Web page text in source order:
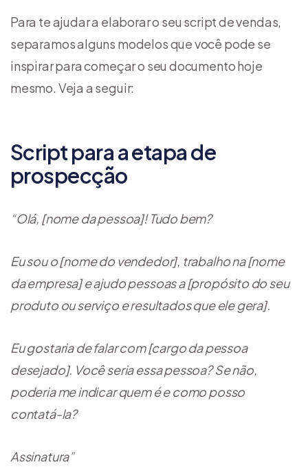
Para te ajudar a elaborar o seu script de vendas,
separamos alguns modelos que você pode se
inspirar para começar o seu documento hoje
mesmo. Veja a seguir:
Script para a etapa de
prospecção
“Olá, [nome da pessoa]! Tudo bem?
Eu sou o [nome do vendedor], trabalho na [nome
da empresa] e ajudo pessoas a [propósito do seu
produto ou serviço e resultados que ele gera].
Eu gostaria de falar com [cargo da pessoa
desejado]. Você seria essa pessoa? Se não,
poderia me indicar quem é e como posso
contatá-la?
Assinatura”